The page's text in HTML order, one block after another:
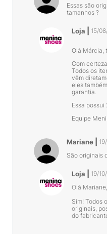
Essas são
tamanhos ?
Loja 15/
Olá Márcia,
Com
Todos os
vêm
eles
garantia.
Essa possui
Equipe
Mariane
São originais
Loja
19/
Olá
Sim! Todos
originais,
do